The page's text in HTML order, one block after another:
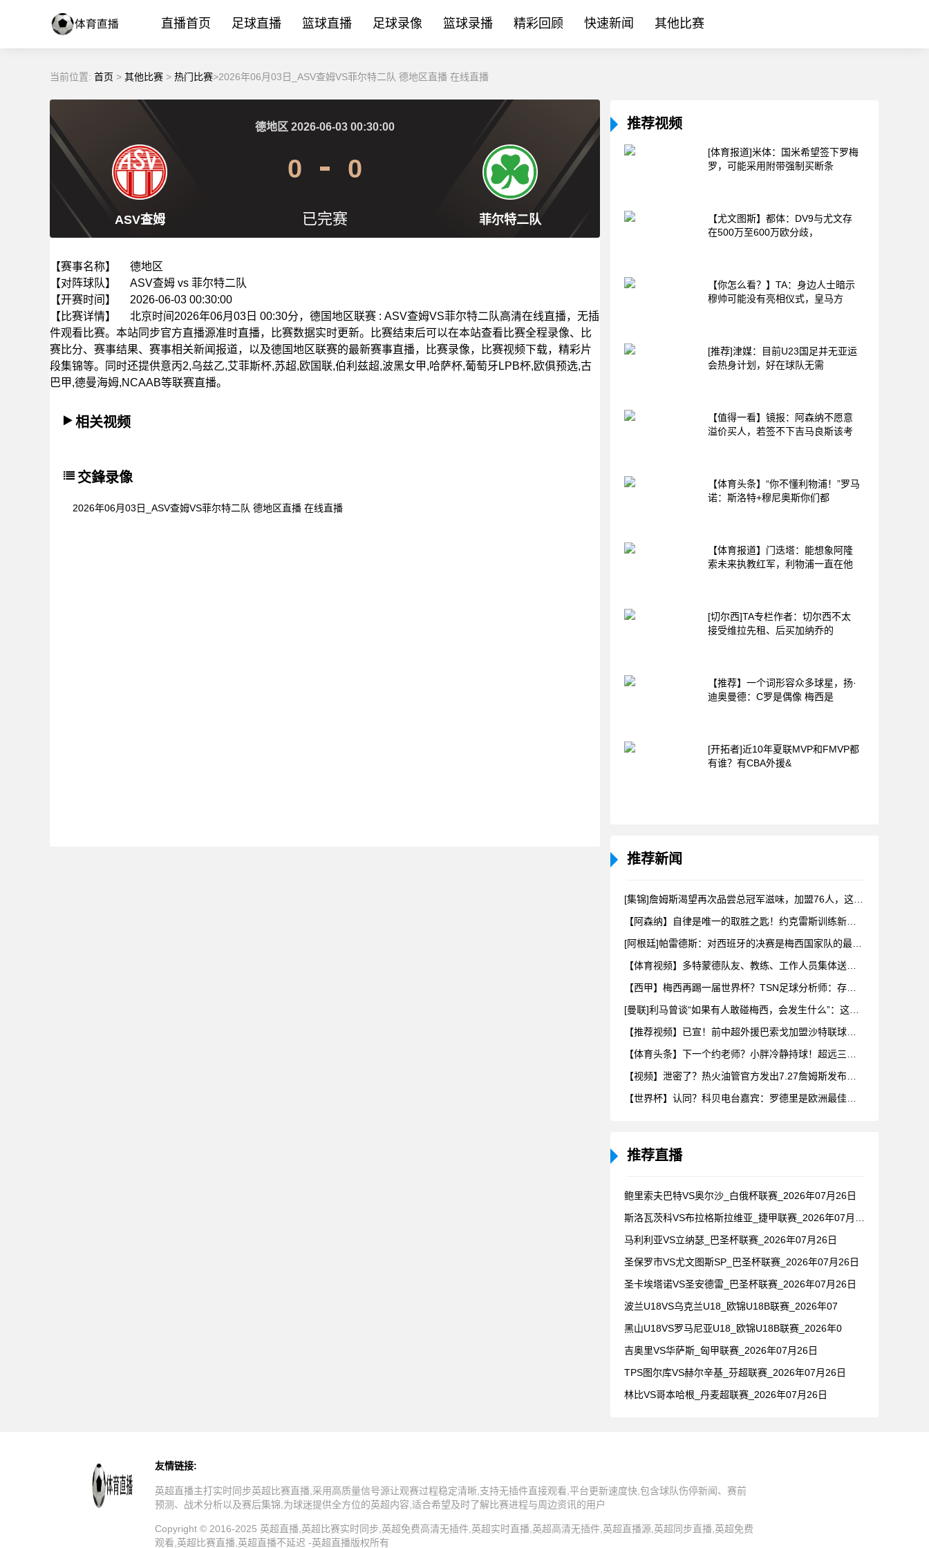
直播首页 足球直播 篮球直播 足球录像 篮球录播 精彩回顾 快速新闻 其他比赛
当前位置: 首页 > 其他比赛 > 热门比赛>2026年06月03日_ASV查姆VS菲尔特二队 德地区直播 在线直播
ASV查姆 菲尔特二队
德地区 2026-06-03 00:30:00
0 0
已完赛
【赛事名称】
德地区
【对阵球队】
ASV查姆 vs 菲尔特二队
【开赛时间】
2026-06-03 00:30:00
【比赛详情】
北京时间2026年06月03日 00:30分，德国地区联赛 : ASV查姆VS菲尔特二队高清在线直播，无插
件观看比赛。本站同步官方直播源准时直播，比赛数据实时更新。比赛结束后可以在本站查看比赛全程录像、比
赛比分、赛事结果、赛事相关新闻报道，以及德国地区联赛的最新赛事直播，比赛录像，比赛视频下载，精彩片
段集锦等。同时还提供意丙2,乌兹乙,艾菲斯杯,苏超,欧国联,伯利兹超,波黑女甲,哈萨杯,葡萄牙LPB杯,欧俱预选,古
巴甲,德曼海姆,NCAAB等联赛直播。
相关视频
交鋒录像
2026年06月03日_ASV查姆VS菲尔特二队 德地区直播 在线直播
推荐视频
[体育报道]米体：国米希望签下罗梅
罗，可能采用附带强制买断条
【尤文图斯】都体：DV9与尤文存
在500万至600万欧分歧，
【你怎么看？】TA：身边人士暗示
穆帅可能没有亮相仪式，皇马方
[推荐]津媒：目前U23国足并无亚运
会热身计划，好在球队无需
【值得一看】镜报：阿森纳不愿意
溢价买人，若签不下吉马良斯该考
【体育头条】“你不懂利物浦！”罗马
诺：斯洛特+穆尼奥斯你们都
【体育报道】门迭塔：能想象阿隆
索未来执教红军，利物浦一直在他
[切尔西]TA专栏作者：切尔西不太
接受维拉先租、后买加纳乔的
【推荐】一个词形容众多球星，扬·
迪奥曼德：C罗是偶像 梅西是
[开拓者]近10年夏联MVP和FMVP都
有谁？有CBA外援&
推荐新闻
推荐直播
鲍里索夫巴特VS奥尔沙_白俄杯联赛_2026年07月26日
马利利亚VS立纳瑟_巴圣杯联赛_2026年07月26日
圣保罗市VS尤文图斯SP_巴圣杯联赛_2026年07月26日
圣卡埃塔诺VS圣安德雷_巴圣杯联赛_2026年07月26日
波兰U18VS乌克兰U18_欧锦U18B联赛_2026年07
黑山U18VS罗马尼亚U18_欧锦U18B联赛_2026年0
吉奥里VS华萨斯_匈甲联赛_2026年07月26日
TPS图尔库VS赫尔辛基_芬超联赛_2026年07月26日
林比VS哥本哈根_丹麦超联赛_2026年07月26日
友情链接:
英超直播主打实时同步英超比赛直播,采用高质量信号源让观赛过程稳定清晰,支持无插件直接观看,平台更新速度快,包含球队伤停新闻、赛前
预测、战术分析以及赛后集锦,为球迷提供全方位的英超内容,适合希望及时了解比赛进程与周边资讯的用户
Copyright © 2016-2025 英超直播,英超比赛实时同步,英超免费高清无插件,英超实时直播,英超高清无插件,英超直播源,英超同步直播,英超免费
观看,英超比赛直播,英超直播不延迟 -英超直播版权所有